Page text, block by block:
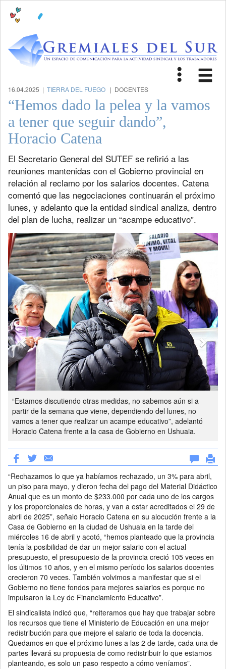
Toggle
16.04.2025 | TIERRA DEL FUEGO | DOCENTES
“Hemos dado la pelea y la vamos
a tener que seguir dando”,
Horacio Catena
El Secretario General del SUTEF se refirió a las
reuniones mantenidas con el Gobierno provincial en
relación al reclamo por los salarios docentes. Catena
comentó que las negociaciones continuarán el próximo
lunes, y adelanto que la entidad sindical analiza, dentro
del plan de lucha, realizar un “acampe educativo”.
“Estamos discutiendo otras medidas, no sabemos aún si a
partir de la semana que viene, dependiendo del lunes, no
vamos a tener que realizar un acampe educativo”, adelantó
Horacio Catena frente a la casa de Gobierno en Ushuaia.
Previous Next
“Rechazamos lo que ya habíamos rechazado, un 3% para abril,
un piso para mayo, y dieron fecha del pago del Material Didáctico
Anual que es un monto de $233.000 por cada uno de los cargos
y los proporcionales de horas, y van a estar acreditados el 29 de
abril de 2025”, señalo Horacio Catena en su alocución frente a la
Casa de Gobierno en la ciudad de Ushuaia en la tarde del
miércoles 16 de abril y acotó, “hemos planteado que la provincia
tenía la posibilidad de dar un mejor salario con el actual
presupuesto, el presupuesto de la provincia creció 105 veces en
los últimos 10 años, y en el mismo período los salarios docentes
crecieron 70 veces. También volvimos a manifestar que si el
Gobierno no tiene fondos para mejores salarios es porque no
impulsaron la Ley de Financiamiento Educativo”.
El sindicalista indicó que, “reiteramos que hay que trabajar sobre
los recursos que tiene el Ministerio de Educación en una mejor
redistribución para que mejore el salario de toda la docencia.
Quedamos en que el próximo lunes a las 2 de tarde, cada una de
partes llevará su propuesta de como redistribuir lo que estamos
planteando, es solo un paso respecto a cómo veníamos”.